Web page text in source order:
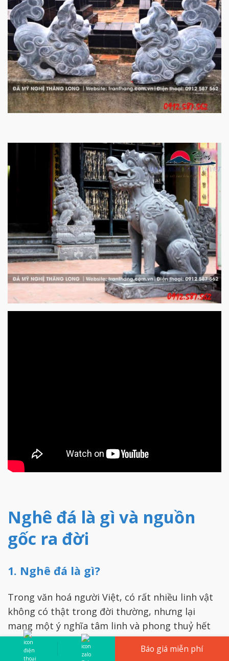
Nghê đá là gì và nguồn
gốc ra đời
1. Nghê đá là gì?
Trong văn hoá người Việt, có rất nhiều linh vật
không có thật trong đời thường, nhưng lại
mang một ý nghĩa tâm linh và phong thuỷ hết
sức đặc biệt, như Tỳ Hưu, Thiềm Thừ, Kỳ Lân và
Nghê.
Báo giá miễn phí